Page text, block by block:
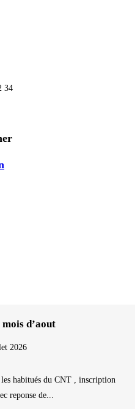
34
d’aout
2026
habitués du CNT , inscription
reponse de...